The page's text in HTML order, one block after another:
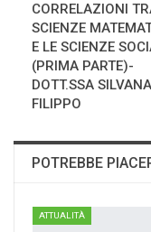
CORRELAZIONI
SCIENZE
E LE SCIENZE
(PRIMA PARTE)-
DOTT.SSA SILVANA
FILIPPO
POTREBBE
ATTUALITÀ